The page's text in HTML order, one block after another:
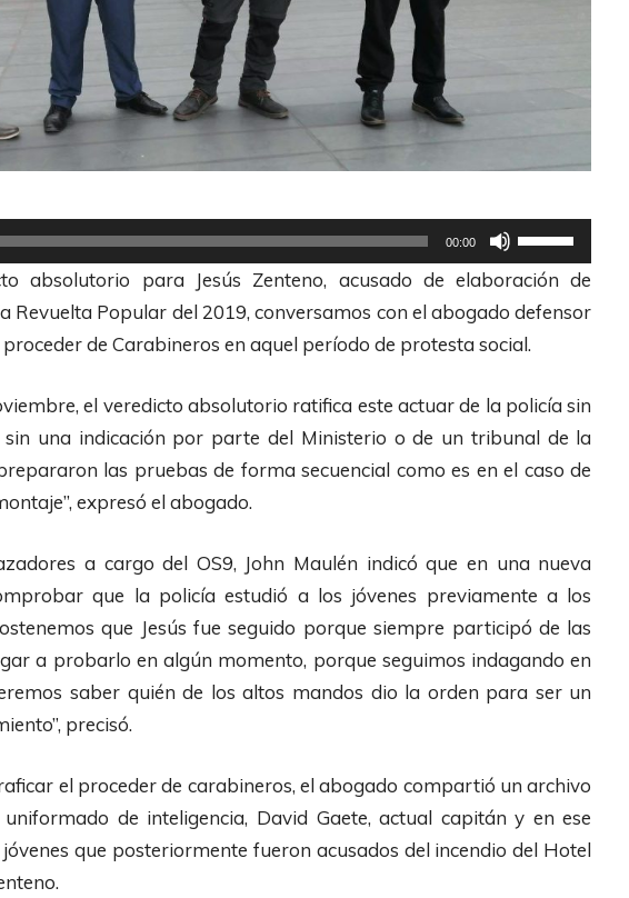
00:00
U
t
l
t
e
c
l
a
e
F
l
absolutorio para Jesús Zenteno, acusado de elaboración de
Revuelta Popular del 2019, conversamos con el abogado defensor
de Carabineros en aquel período de protesta social.
el veredicto absolutorio ratifica este actuar de la policía sin
sin una indicación por parte del Ministerio o de un tribunal de la
las pruebas de forma secuencial como es en el caso de
expresó el abogado.
a cargo del OS9, John Maulén indicó que en una nueva
que la policía estudió a los jóvenes previamente a los
que Jesús fue seguido porque siempre participó de las
a probarlo en algún momento, porque seguimos indagando en
saber quién de los altos mandos dio la orden para ser un
precisó.
el proceder de carabineros, el abogado compartió un archivo
de inteligencia, David Gaete, actual capitán y en ese
que posteriormente fueron acusados del incendio del Hotel